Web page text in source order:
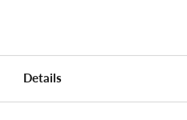
Details
kan lezen,